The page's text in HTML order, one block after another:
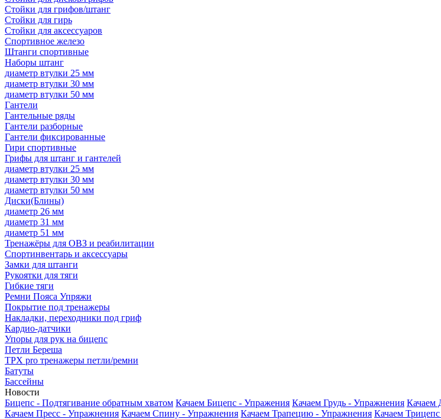
Стойки для грифов/штанг
Стойки для гирь
Стойки для аксессуаров
Спортивное железо
Штанги спортивные
Наборы штанг
диаметр втулки 25 мм
диаметр втулки 30 мм
диаметр втулки 50 мм
Гантели
Гантельные ряды
Гантели разборные
Гантели фиксированные
Гири спортивные
Грифы для штанг и гантелей
диаметр втулки 25 мм
диаметр втулки 30 мм
диаметр втулки 50 мм
Диски(Блины)
диаметр 26 мм
диаметр 31 мм
диаметр 51 мм
Тренажёры для ОВЗ и реабилитации
Спортинвентарь и аксессуары
Замки для штанги
Рукоятки для тяги
Гибкие тяги
Ремни Пояса Упряжи
Покрытие под тренажеры
Накладки, переходники под гриф
Кардио-датчики
Упоры для рук на бицепс
Петли Береша
TРX pro тренажеры петли/ремни
Батуты
Бассейны
Новости
Бицепс - Подтягивание обратным хватом Качаем Бицепс - Упражения Качаем Грудь - Упражнения Качаем
Качаем Пресс - Упражнения Качаем Спину - Упражнения Качаем Трапецию - Упражнения Качаем